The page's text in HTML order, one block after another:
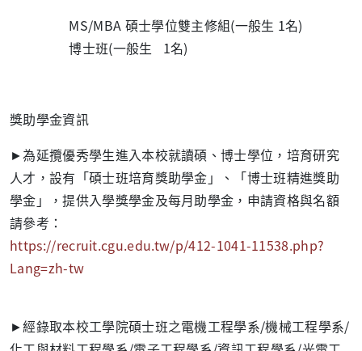
MS/MBA 碩士學位雙主修組(一般生 1名)
博士班(一般生 1名)
獎助學金資訊
►為延攬優秀學生進入本校就讀碩、博士學位，培育研究
人才，設有「碩士班培育獎助學金」、「博士班精進獎助
學金」，提供入學獎學金及每月助學金，申請資格與名額
請參考：
https://recruit.cgu.edu.tw/p/412-1041-11538.php?
Lang=zh-tw
►經錄取本校工學院碩士班之電機工程學系/機械工程學系/